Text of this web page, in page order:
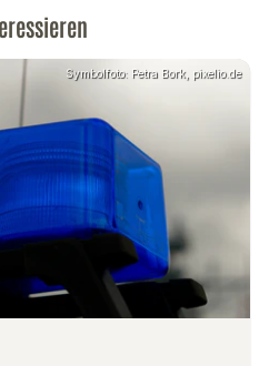
Symbolfoto: Petra Bork, pixelio.de